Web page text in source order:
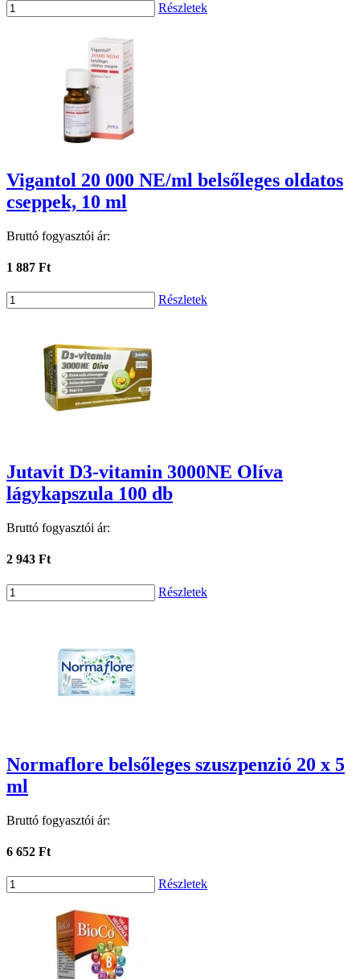
Részletek
Vigantol 20 000 NE/ml belsőleges oldatos
cseppek, 10 ml
Bruttó fogyasztói ár:
1 887 Ft
Részletek
Jutavit D3-vitamin 3000NE Olíva
lágykapszula 100 db
Bruttó fogyasztói ár:
2 943 Ft
Részletek
Normaflore belsőleges szuszpenzió 20 x 5
ml
Bruttó fogyasztói ár:
6 652 Ft
Részletek